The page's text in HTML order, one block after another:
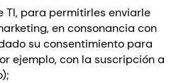
TI, para permitirles enviarle
en consonancia con
su consentimiento para
ejemplo, con la suscripción a